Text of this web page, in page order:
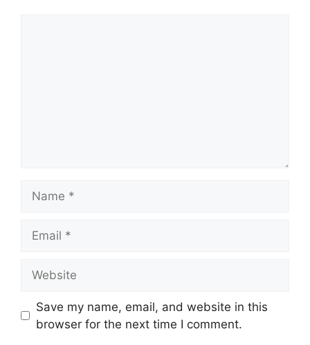
Save my name, email, and website in this
browser for the next time I comment.